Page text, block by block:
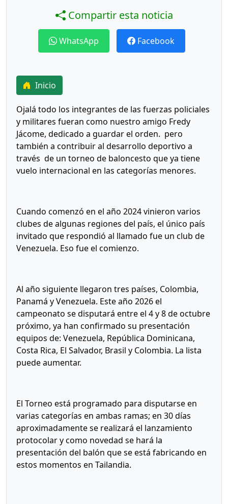
Compartir esta noticia
WhatsApp Facebook
Inicio
Ojalá todo los integrantes de las fuerzas policiales
y militares fueran como nuestro amigo Fredy
Jácome, dedicado a guardar el orden. pero
también a contribuir al desarrollo deportivo a
través de un torneo de baloncesto que ya tiene
vuelo internacional en las categorías menores.
Cuando comenzó en el año 2024 vinieron varios
clubes de algunas regiones del país, el único país
invitado que respondió al llamado fue un club de
Venezuela. Eso fue el comienzo.
Al año siguiente llegaron tres países, Colombia,
Panamá y Venezuela. Este año 2026 el
campeonato se disputará entre el 4 y 8 de octubre
próximo, ya han confirmado su presentación
equipos de: Venezuela, República Dominicana,
Costa Rica, El Salvador, Brasil y Colombia. La lista
puede aumentar.
El Torneo está programado para disputarse en
varias categorías en ambas ramas; en 30 días
aproximadamente se realizará el lanzamiento
protocolar y como novedad se hará la
presentación del balón que se está fabricando en
estos momentos en Tailandia.